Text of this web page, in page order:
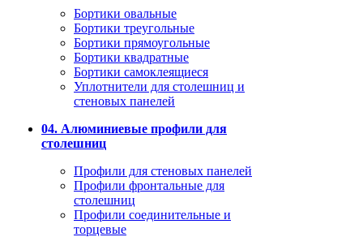
Бортики овальные
Бортики треугольные
Бортики прямоугольные
Бортики квадратные
Бортики самоклеящиеся
Уплотнители для столешниц и
стеновых панелей
04. Алюминиевые профили для
столешниц
Профили для стеновых панелей
Профили фронтальные для
столешниц
Профили соединительные и
торцевые